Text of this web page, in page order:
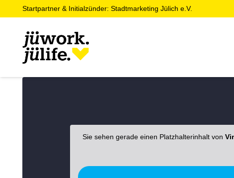
Startpartner & Initialzünder: Stadtmarketing Jülich e.V.
Sie sehen gerade einen Platzhalterinhalt von